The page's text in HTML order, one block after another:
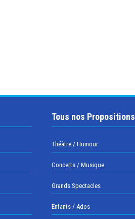
Tous nos Propositions
Théâtre / Humour
Concerts / Musique
Grands Spectacles
Enfants / Ados